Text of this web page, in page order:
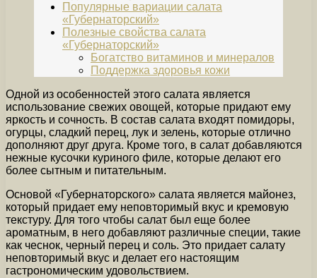
Популярные вариации салата
«Губернаторский»
Полезные свойства салата
«Губернаторский»
Богатство витаминов и минералов
Поддержка здоровья кожи
Одной из особенностей этого салата является
использование свежих овощей, которые придают ему
яркость и сочность. В состав салата входят помидоры,
огурцы, сладкий перец, лук и зелень, которые отлично
дополняют друг друга. Кроме того, в салат добавляются
нежные кусочки куриного филе, которые делают его
более сытным и питательным.
Основой «Губернаторского» салата является майонез,
который придает ему неповторимый вкус и кремовую
текстуру. Для того чтобы салат был еще более
ароматным, в него добавляют различные специи, такие
как чеснок, черный перец и соль. Это придает салату
неповторимый вкус и делает его настоящим
гастрономическим удовольствием.